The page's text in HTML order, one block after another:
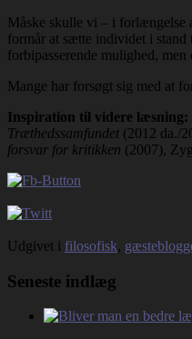
Måske skulle vi – i forlængelse
formår at sætte individet i stand
forbipasserende mulighed,
Mange har forsøgt sig med at
Inspiration til videre læsning:
Træthedssamfundet (2012 da./
forsvar for kritikken (2007),
Udgivet i filosofisk,
Seneste indlæg